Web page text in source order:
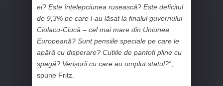
ei? Este înțelepciunea rusească? Este deficitul
de 9,3% pe care l-au lăsat la finalul guvernului
Ciolacu-Ciucă – cel mai mare din Uniunea
Europeană? Sunt pensiile speciale pe care le
apără cu disperare? Cutiile de pantofi pline cu
șpagă? Verișorii cu care au umplut statul?”
spune Fritz.